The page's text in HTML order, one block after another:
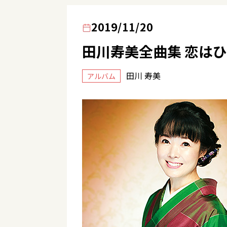
2019/11/20
田川寿美全曲集 恋は
アルバム 田川 寿美